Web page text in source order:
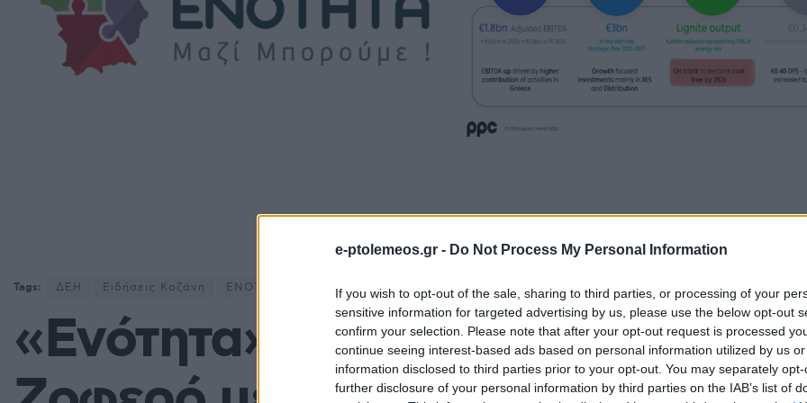
e-ptolemeos.gr - Do Not Process My Personal Information
If you wish to opt-out of the sale, sharing to third parties, or processing of your
sensitive information for targeted advertising by us, please use the below opt-out
confirm your selection. Please note that after your opt-out request is processed
continue seeing interest-based ads based on personal information utilized by us
information disclosed to third parties prior to your opt-out. You may separately
further disclosure of your personal information by third parties on the IAB’s list of
Tags: ΔΕΗ Ειδήσεις Κοζάνη ΕΝΟΤΗΤΑ Κοζάνη Λάζαρος Μαλούτας Νέα Κοζάνη Τηλεθέρμανση
«Ενότητα» – Λάζαρος